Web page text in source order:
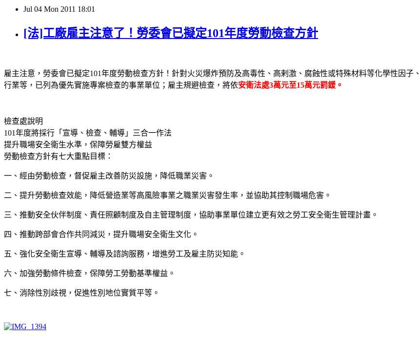
Jul 04 Mon 2011 18:01
[法]工廠雇主注意了！勞委會已擬定101年度勞動檢查方針
雇主注意，勞委會已擬定101年度勞動檢查方針！針對火災爆炸預防及高毒性、高剌激、腐蝕性或特殊材料等化學性因
行業等，已列為優先實施專案檢查的事業單位；雇主規避檢查，將依安衛法處3萬元至15萬元罰鍰。
檢查處說明
101年度將採行「宣導、檢查、輔導」三合一作法
提升職場安全衛生水準，保障勞雇雙方權益
勞動檢查方針有七大重點目標：
一、經由勞動檢查，督促雇主改善防災設施，降低職業災害。
二、提升勞動檢查效能，降低營造業等高風險事業之職業災害發生率，並協助其控制職場危害。
三、推動安全伙伴制度、責任照顧制度及自主管理制度，協助事業單位建立更有效之勞工安全衛生管理計畫。
四、推動跨部會合作共同減災，提升職場安全衛生文化。
五、強化安全衛生宣導、輔導及諮詢服務，增進勞工及雇主防災知能。
六、加強勞動條件檢查，保障勞工勞動基準權益。
七、消除性別歧視，促進性別地位實質平等。